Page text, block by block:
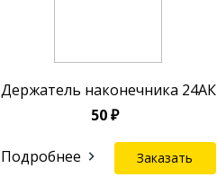
Держатель наконечника 24АК
50 ₽
Подробнее Заказать